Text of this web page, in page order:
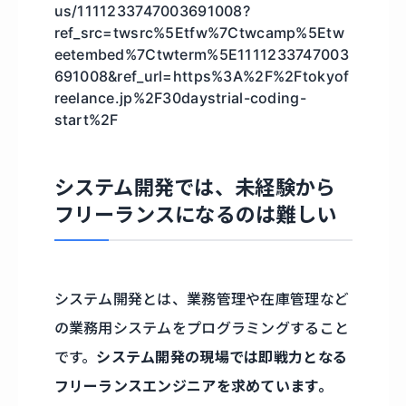
us/1111233747003691008?
ref_src=twsrc%5Etfw%7Ctwcamp%5Etw
eetembed%7Ctwterm%5E1111233747003
691008&ref_url=https%3A%2F%2Ftokyof
reelance.jp%2F30daystrial-coding-
start%2F
システム開発では、未経験から
フリーランスになるのは難しい
システム開発とは、業務管理や在庫管理など
の業務用システムをプログラミングすること
です。 システム開発の現場では即戦力となる
フリーランスエンジニアを求めています。